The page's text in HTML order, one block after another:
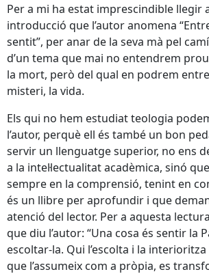
Per a mi ha estat imprescindible llegir
introducció que l’autor anomena
sentit”, per anar de la seva mà pel
d’un tema que mai no entendrem
la mort, però del qual en podrem
misteri, la vida.
Els qui no hem estudiat teologia
l’autor, perquè ell és també un bon
servir un llenguatge superior, no ens
a la intel·lectualitat acadèmica, sinó
sempre en la comprensió, tenint en
és un llibre per aprofundir i que
atenció del lector. Per a aquesta
que diu l’autor: “Una cosa és sentir la
escoltar-la. Qui l’escolta i la
que l’assumeix com a pròpia, es